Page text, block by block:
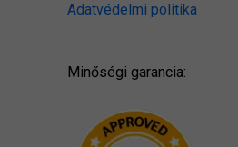
Adatvédelmi politika
Minőségi garancia: